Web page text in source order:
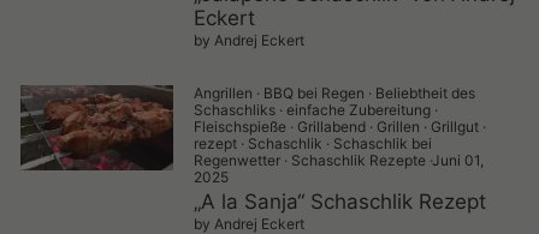
Eckert
by Andrej Eckert
Angrillen · BBQ bei Regen · Beliebtheit des
Schaschliks· einfache Zubereitung·
Fleischspieße· Grillabend· Grillen · Grillgut·
rezept· Schaschlik · Schaschlik bei
Regenwetter· Schaschlik Rezepte·Juni 01,
2025
„A la Sanja“ Schaschlik Rezept
by Andrej Eckert